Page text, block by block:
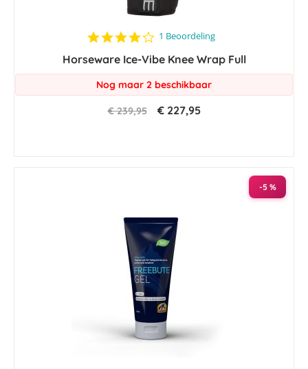
4.0
rating
1 Beoordeling
Horseware Ice-Vibe Knee Wrap Full
Nog maar 2 beschikbaar
€ 239,95 € 227,95
-5 %